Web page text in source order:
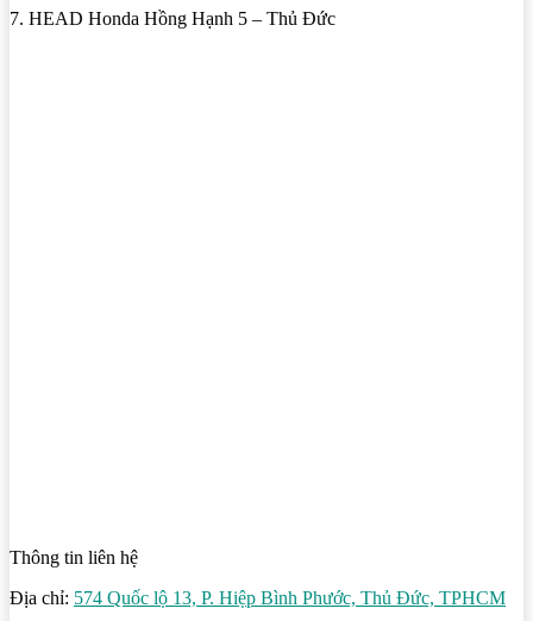
7. HEAD Honda Hồng Hạnh 5 – Thủ Đức
Thông tin liên hệ
Địa chỉ: 574 Quốc lộ 13, P. Hiệp Bình Phước, Thủ Đức, TPHCM